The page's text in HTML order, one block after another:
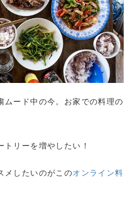
ムード中の今。お家での料理の
トリーを増やしたい ！
メしたいのがこのオンライン料